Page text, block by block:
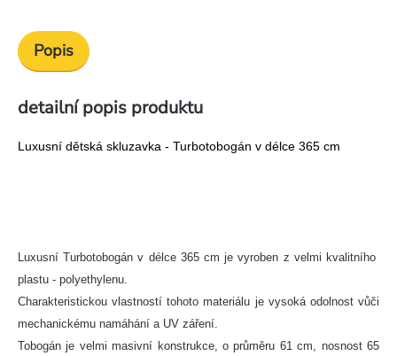
Popis
detailní popis produktu
Luxusní dětská skluzavka - Turbotobogán v délce 365 cm
Luxusní Turbotobogán v délce 365 cm je vyroben z velmi kvalitního
plastu - polyethylenu.
Charakteristickou vlastností tohoto materiálu je vysoká odolnost vůči
mechanickému namáhání a UV záření.
Tobogán je velmi masivní konstrukce, o průměru 61 cm, nosnost 65